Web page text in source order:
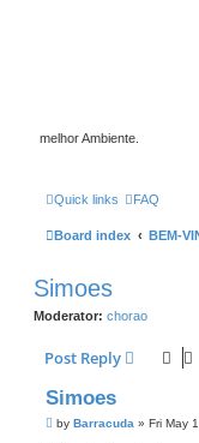
melhor Ambiente.
Quick links FAQ
Board index BEM-
Simoes
Moderator: chorao
Post Reply
Simoes
Pby Barracuda » Fri May